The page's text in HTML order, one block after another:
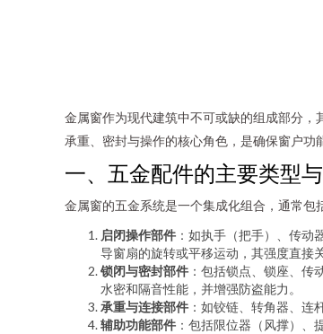
金属窗作为现代建筑中不可或缺的组成部分，
承重、密封与操作的核心角色，是确保窗户功
一、五金配件的主要类型
金属窗的五金系统是一个集成化组合，通常包
启闭操作部件 ：如执手（把手）、传
导窗扇的旋转或平移运动，其强度直接
锁闭与密封部件 ：包括锁点、锁座、传
水密和隔音性能，并增强防盗能力。
承重与连接部件 ：如铰链、转角器、连
辅助功能部件 ：包括限位器（风撑）